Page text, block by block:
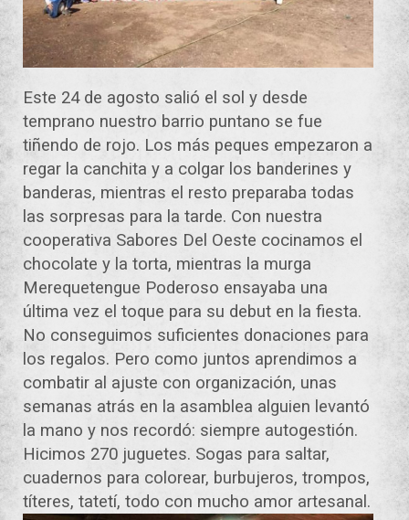
Este 24 de agosto salió el sol y desde
temprano nuestro barrio puntano se fue
tiñendo de rojo. Los más peques empezaron a
regar la canchita y a colgar los banderines y
banderas, mientras el resto preparaba todas
las sorpresas para la tarde. Con nuestra
cooperativa Sabores Del Oeste cocinamos el
chocolate y la torta, mientras la murga
Merequetengue Poderoso ensayaba una
última vez el toque para su debut en la fiesta.
No conseguimos suficientes donaciones para
los regalos. Pero como juntos aprendimos a
combatir al ajuste con organización, unas
semanas atrás en la asamblea alguien levantó
la mano y nos recordó: siempre autogestión.
Hicimos 270 juguetes. Sogas para saltar,
cuadernos para colorear, burbujeros, trompos,
títeres, tatetí, todo con mucho amor artesanal.